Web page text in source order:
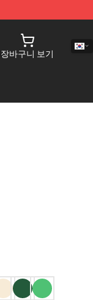
장바구니 보기